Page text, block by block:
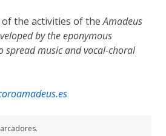
of the activities of theAmadeus
by the eponymous
spread music and vocal-choral